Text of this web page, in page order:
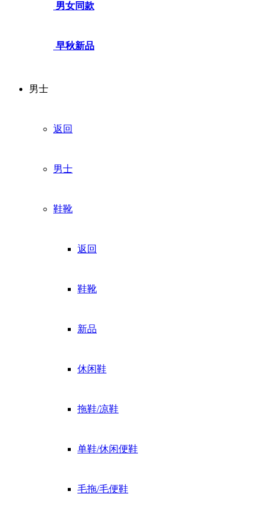
男女同款
早秋新品
男士
返回
男士
鞋靴
返回
鞋靴
新品
休闲鞋
拖鞋/凉鞋
单鞋/休闲便鞋
毛拖/毛便鞋